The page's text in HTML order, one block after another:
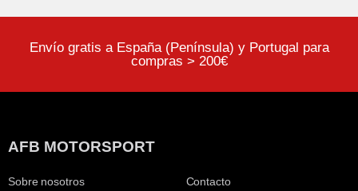
Envío gratis a España (Península) y Portugal para
compras > 200€
AFB MOTORSPORT
Sobre nosotros Contacto